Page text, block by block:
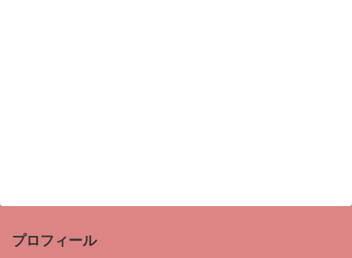
プロフィール